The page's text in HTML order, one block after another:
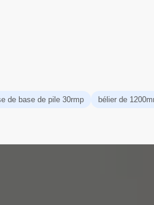
de base de pile 30rmp bélier de